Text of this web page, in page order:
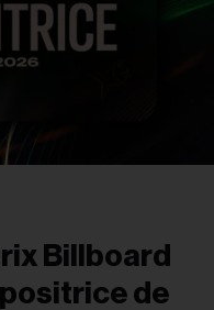
Billboard
de